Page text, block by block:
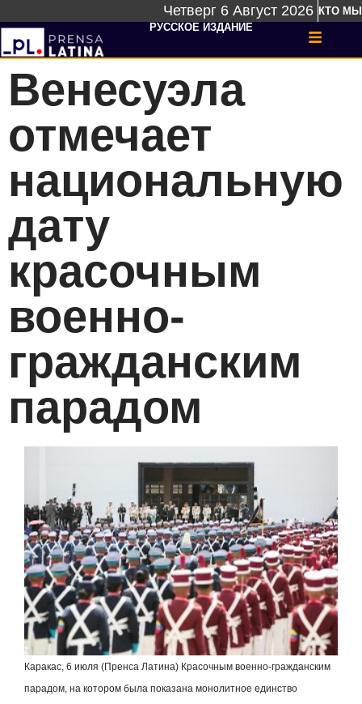
Четверг 6 Август 2026 КТО МЫ
РУССКОЕ ИЗДАНИЕ
Венесуэла
отмечает
национальную
дату
красочным
военно-
гражданским
парадом
Каракас, 6 июля (Пренса Латина) Красочным военно-гражданским
парадом, на котором была показана монолитное единство